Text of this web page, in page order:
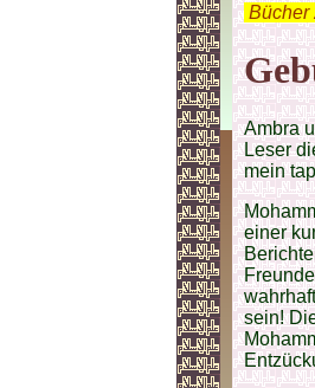
Bücher
Ambra
Leser
mein
einer
sein!